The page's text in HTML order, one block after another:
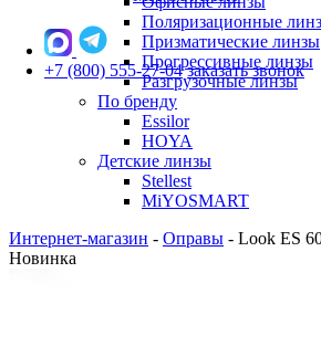
Поляризационные
Призматические линзы
Прогрессивные линзы
Разгрузочные линзы
По бренду
Essilor
HOYA
Детские линзы
Stellest
MiYOSMART
+7 (800) 555-27-04 заказать звонок
Интернет-магазин - Оправы - Look ES
Новинка